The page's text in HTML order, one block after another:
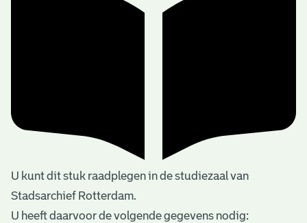
U kunt dit stuk raadplegen in de studiezaal van
Stadsarchief Rotterdam.
U heeft daarvoor de volgende gegevens nodig: